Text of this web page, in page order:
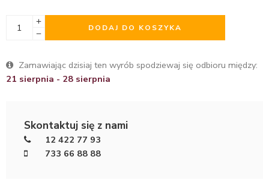
DODAJ DO KOSZYKA
Zamawiając dzisiaj ten wyrób spodziewaj się odbioru między:
21 sierpnia - 28 sierpnia
Skontaktuj się z nami
12 422 77 93
733 66 88 88